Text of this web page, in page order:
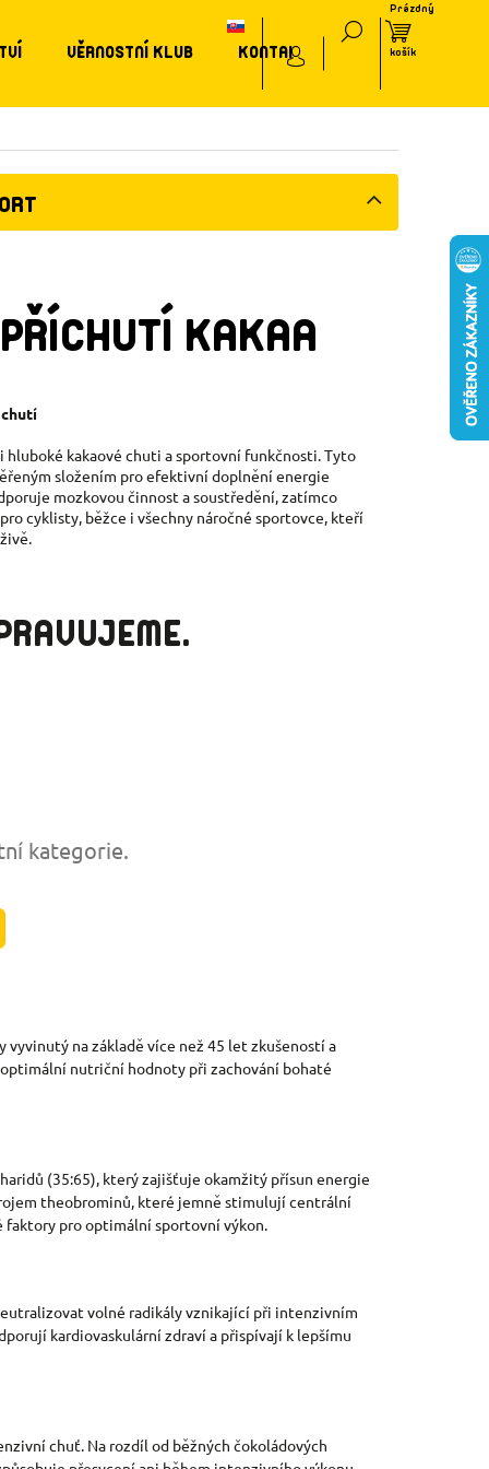
VĚRNOSTNÍ KLUB KONTAKT
KAKAA
hluboké kakaové chuti a sportovní funkčnosti. Tyto
složením pro efektivní doplnění energie
mozkovou činnost a soustředění, zatímco
cyklisty, běžce i všechny náročné sportovce, kteří
kategorie.
vyvinutý na základě více než 45 let zkušeností a
nutriční hodnoty při zachování bohaté
(35:65), který zajišťuje okamžitý přísun energie
theobrominů, které jemně stimulují centrální
faktory pro optimální sportovní výkon.
volné radikály vznikající při intenzivním
kardiovaskulární zdraví a přispívají k lepšímu
chuť. Na rozdíl od běžných čokoládových